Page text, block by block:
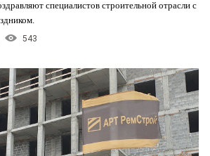
специалистов строительной отрасли с
543